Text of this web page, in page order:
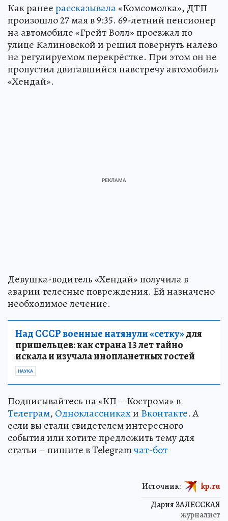
Как ранеерассказывала«Комсомолка», ДТП
произошло 27 мая в 9:35. 69-летний пенсионер
на автомобиле «Грейт Волл» проезжал по
улице Калиновской и решил повернуть налево
на регулируемом перекрёстке. При этом он не
пропустил двигавшийся навстречу автомобиль
«Хендай».
Девушка-водитель «Хендай» получила в
аварии телесные повреждения. Ей назначено
необходимое лечение.
Над СССР военные натянули «сетку»для
пришельцев: как страна 13 лет тайно
искала и изучала инопланетных гостей
НАУКА
Подписывайтесь на «КП – Кострома» в
Телеграм, Одноклассникахи Вконтакте. А
если вы стали свидетелем интересного
события или хотите предложить тему для
статьи – пишите в Telegramчат-бот
Дария ЗАЛЕССКАЯ
журналист
Источник: kp.ru